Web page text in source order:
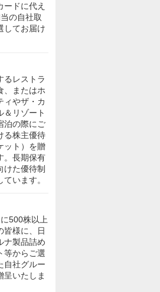
ードに代え
の自社取
してお届け
るレストラ
、またはホ
ィやザ・カ
＆リゾート
泊の際にご
る株主優待
ット）を贈
。長期保有
けた優待制
います。
500株以上
皆様に、日
ナ製品詰め
等からご選
自社グルー
呈いたしま